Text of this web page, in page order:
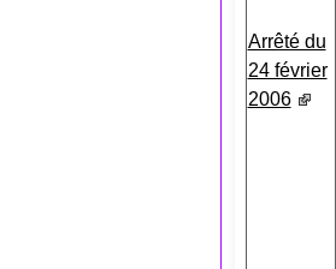
Arrêté du
24 février
2006